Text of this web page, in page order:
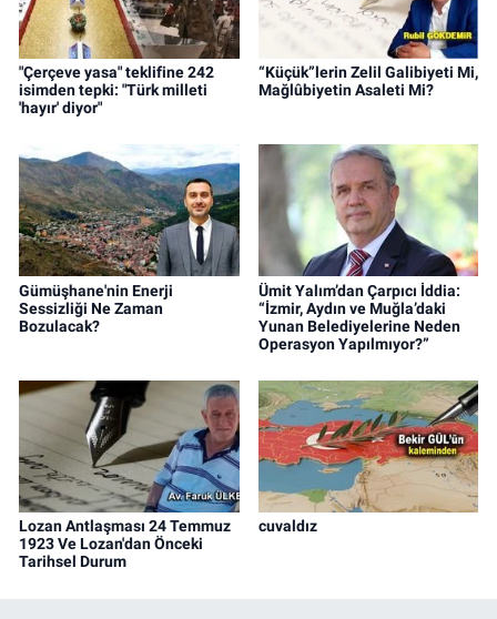
"Çerçeve yasa" teklifine 242
isimden tepki: "Türk milleti
'hayır' diyor"
“Küçük”lerin Zelil Galibiyeti Mi,
Mağlûbiyetin Asaleti Mi?
Gümüşhane'nin Enerji
Sessizliği Ne Zaman
Bozulacak?
Ümit Yalım’dan Çarpıcı İddia:
“İzmir, Aydın ve Muğla’daki
Yunan Belediyelerine Neden
Operasyon Yapılmıyor?”
Lozan Antlaşması 24 Temmuz
1923 Ve Lozan'dan Önceki
Tarihsel Durum
cuvaldız